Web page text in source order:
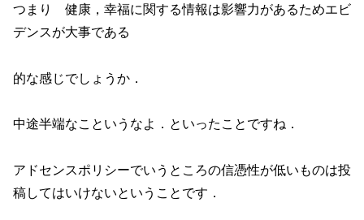
つまり 健康，幸福に関する情報は影響力があるためエビ
デンスが大事である
的な感じでしょうか．
中途半端なこというなよ．といったことですね．
アドセンスポリシーでいうところの信憑性が低いものは投
稿してはいけないということです．